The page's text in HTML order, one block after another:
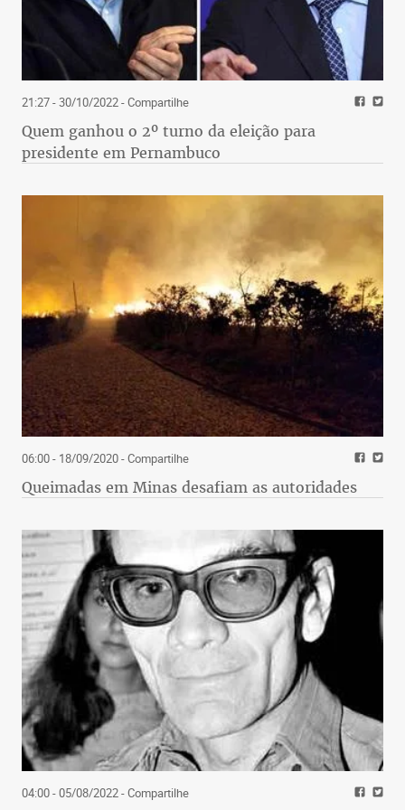
do número de bactérias e o deslocamento delas, o
que pode resultar, inclusive, em uma infecção.
Sabendo das vantagens de ingerir probióticos
diariamente, Juliana Marques, de 37 anos, decidiu
pelo kefir à base de leite, mas desde setembro do
ano passado, o substituiu pela kombucha. Ambas
são bebidas fermentadas e já são vendidas em
muitas lojas de produtos saudáveis. Porém, Juliana
prefere prepará-las em casa. “Gosto das duas,
mas acabei optando pela praticidade. A kombucha
é menos trabalhosa”, comenta a bancária.
Enquanto o kefir precisa ser trocado diariamente,
por fermentar muito rapidamente, a kombucha
demora de sete a 10 dias, dependendo do clima.
Outra vantagem da kombucha é a variedade de
sabores na hora de finalizar a bebida. A bancária
21:27 - 30/10/2022- Compartilhe
Quem ganhou o 2º turno da eleição para
presidente em Pernambuco
06:00 - 18/09/2020- Compartilhe
Queimadas em Minas desafiam as autoridades
04:00 - 05/08/2022- Compartilhe